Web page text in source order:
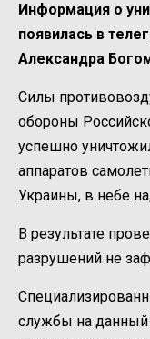
Информация о
появилась в
Александра
Силы
обороны
успешно
аппаратов
Украины, в небе
В результате
разрушений не
службы на данный